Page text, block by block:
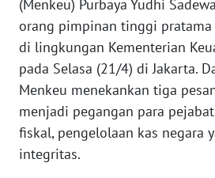
(Menkeu) Purbaya Yudhi
orang pimpinan tinggi pratama
di lingkungan Kementerian
pada Selasa (21/4) di Jakarta.
Menkeu menekankan tiga
menjadi pegangan para
fiskal, pengelolaan kas negara
integritas.
KONTAK
KAMI
INFO
TENTANG
KAMI